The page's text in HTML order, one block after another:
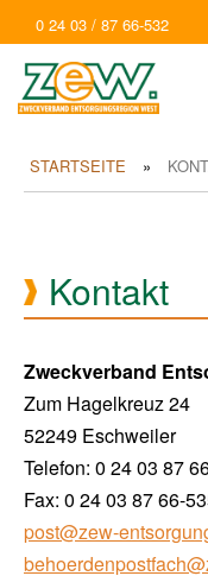
0 24 03 / 87 66-532
STARTSEITE
Kontakt
Zweckverband
Zum Hagelkreuz 24
52249 Eschweiler
Telefon: 0 24 03 87
Fax: 0 24 03 87 66-
post@zew-